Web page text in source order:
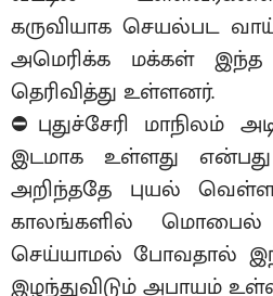
கருவியாக செயல்பட
அமெரிக்க மக்கள் இந்த
தெரிவித்து உள்ளனர்.
⛔️புதுச்சேரி மாநிலம்
இடமாக உள்ளது
அறிந்ததே புயல்
காலங்களில்
செய்யாமல் போவதால்
இழந்துவிடும் அபாயம்